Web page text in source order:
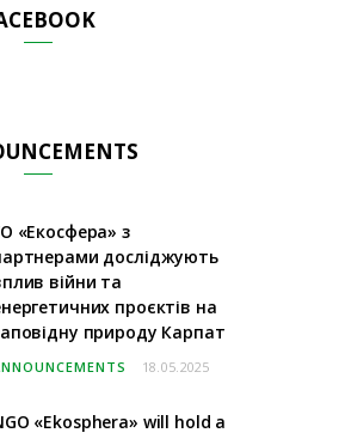
«Екосфера» з
досліджують
війни та
проєктів на
природу Карпат
18.05.2025
«Ekosphera» will hold a